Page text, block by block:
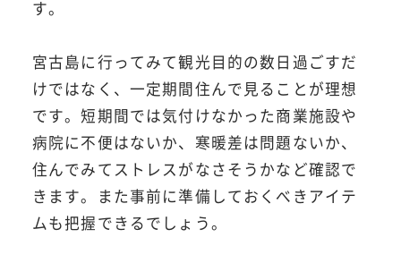
す。
宮古島に行ってみて観光目的の数日過ごすだ
けではなく、一定期間住んで見ることが理想
です。短期間では気付けなかった商業施設や
病院に不便はないか、寒暖差は問題ないか、
住んでみてストレスがなさそうかなど確認で
きます。また事前に準備しておくべきアイテ
ムも把握できるでしょう。